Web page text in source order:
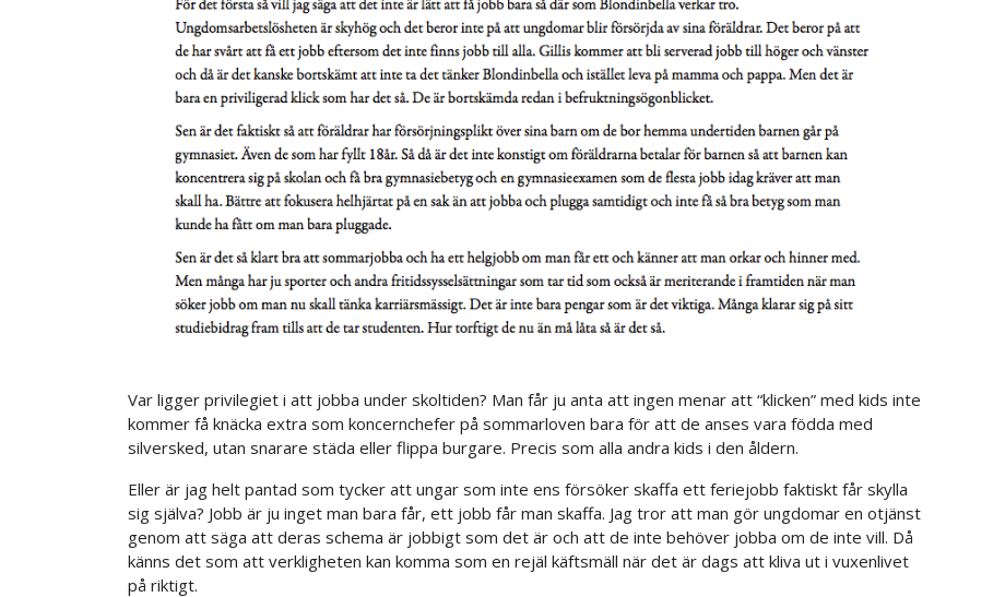
Var ligger privilegiet i att jobba under skoltiden? Man får ju anta att ingen menar att “klicken” med kids inte
kommer få knäcka extra som koncernchefer på sommarloven bara för att de anses vara födda med
silversked, utan snarare städa eller flippa burgare. Precis som alla andra kids i den åldern.
Eller är jag helt pantad som tycker att ungar som inte ens försöker skaffa ett feriejobb faktiskt får skylla
sig själva? Jobb är ju inget man bara får, ett jobb får man skaffa. Jag tror att man gör ungdomar en otjänst
genom att säga att deras schema är jobbigt som det är och att de inte behöver jobba om de inte vill. Då
känns det som att verkligheten kan komma som en rejäl käftsmäll när det är dags att kliva ut i vuxenlivet
på riktigt.